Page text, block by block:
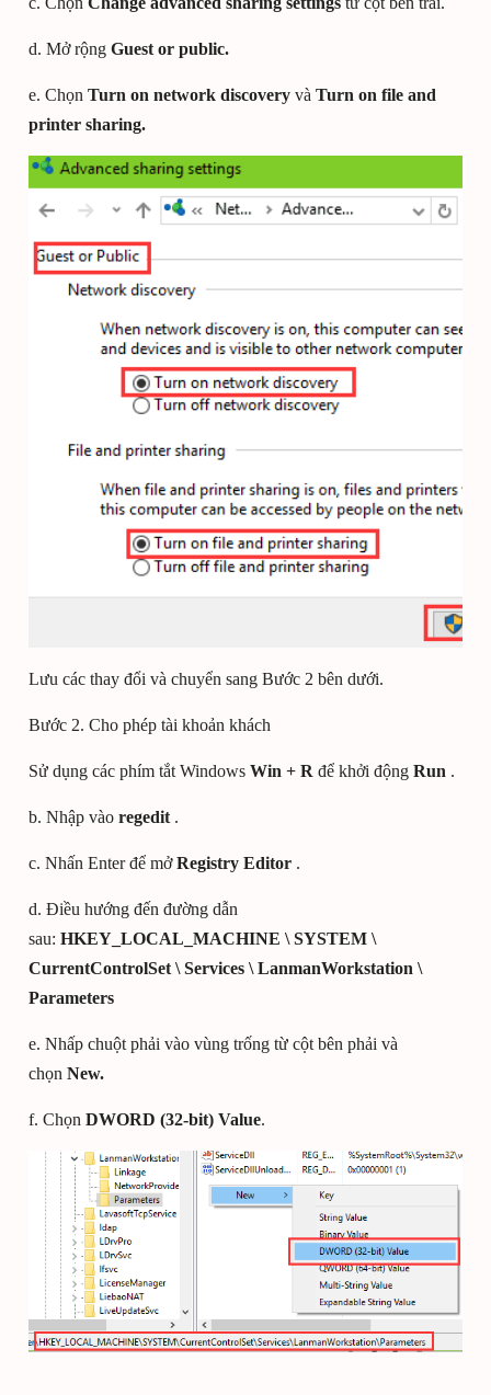
d. Mở rộng Guest or public.
e. Chọn Turn on network discovery và Turn on file and
printer sharing.
Lưu các thay đổi và chuyển sang Bước 2 bên dưới.
Bước 2. Cho phép tài khoản khách
Sử dụng các phím tắt Windows Win + R để khởi động Run .
b. Nhập vào regedit .
c. Nhấn Enter để mởRegistry Editor .
d. Điều hướng đến đường dẫn
sau: HKEY_LOCAL_MACHINE \ SYSTEM \
CurrentControlSet \ Services \ LanmanWorkstation \
Parameters
e. Nhấp chuột phải vào vùng trống từ cột bên phải và
chọn New.
f. Chọn DWORD (32-bit) Value.